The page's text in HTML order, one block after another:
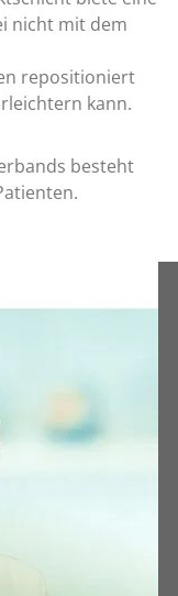
nicht mit dem
repositioniert
kann.
besteht